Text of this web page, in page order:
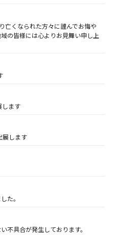
亡くなられた方々に謹んでお悔や
の皆様には心よりお見舞い申し上
します
展します
た。
不具合が発生しております。